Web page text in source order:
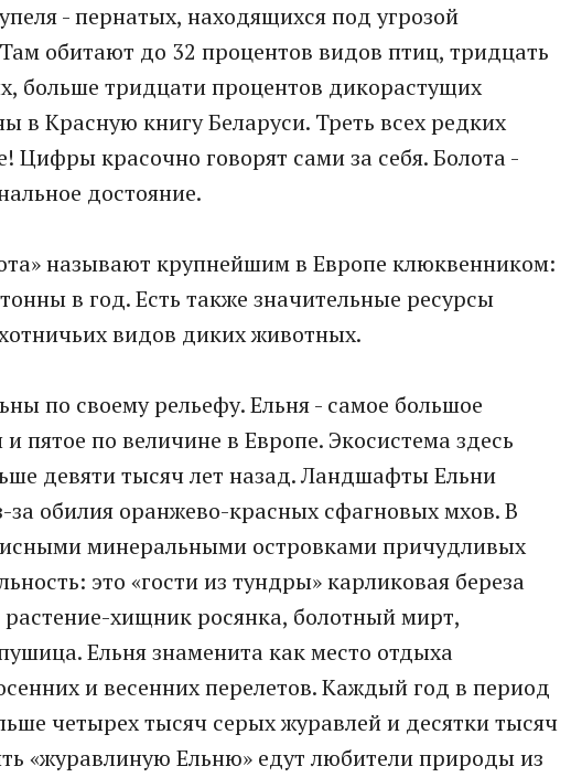
- пернатых, находящихся под угрозой
обитают до 32 процентов видов птиц, тридцать
больше тридцати процентов дикорастущих
в Красную книгу Беларуси. Треть всех редких
Цифры красочно говорят сами за себя. Болота -
достояние.
называют крупнейшим в Европе клюквенником:
в год. Есть также значительные ресурсы
видов диких животных.
по своему рельефу. Ельня - самое большое
пятое по величине в Европе. Экосистема здесь
девяти тысяч лет назад. Ландшафты Ельни
обилия оранжево-красных сфагновых мхов. В
минеральными островками причудливых
это «гости из тундры» карликовая береза
хищник росянка, болотный мирт,
Ельня знаменита как место отдыха
и весенних перелетов. Каждый год в период
четырех тысяч серых журавлей и десятки тысяч
«журавлиную Ельню» едут любители природы из